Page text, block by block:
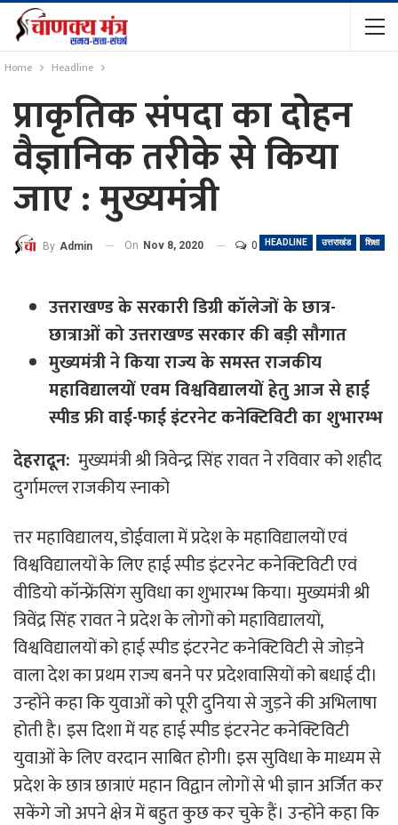
Home Headline
प्राकृतिक संपदा का दोहन
वैज्ञानिक तरीके से किया
जाए : मुख्यमंत्री
HEADLINE उत्तराखंड शिक्षा
By Admin On Nov 8, 2020 0
उत्तराखण्ड के सरकारी डिग्री कॉलेजों के छात्र-
छात्राओं को उत्तराखण्ड सरकार की बड़ी सौगात
मुख्यमंत्री ने किया राज्य के समस्त राजकीय
महाविद्यालयों एवम विश्वविद्यालयों हेतु आज से हाई
स्पीड फ्री वाई-फाई इंटरनेट कनेक्टिविटी का शुभारम्भ
देहरादून: मुख्यमंत्री श्री त्रिवेन्द्र सिंह रावत ने रविवार को शहीद
दुर्गामल्ल राजकीय स्नाको
त्तर महाविद्यालय, डोईवाला में प्रदेश के महाविद्यालयों एवं
विश्वविद्यालयों के लिए हाई स्पीड इंटरनेट कनेक्टिविटी एवं
वीडियो कॉन्फ्रेंसिंग सुविधा का शुभारम्भ किया। मुख्यमंत्री श्री
त्रिवेंद्र सिंह रावत ने प्रदेश के लोगों को महाविद्यालयों,
विश्वविद्यालयों को हाई स्पीड इंटरनेट कनेक्टिविटी से जोड़ने
वाला देश का प्रथम राज्य बनने पर प्रदेशवासियों को बधाई दी।
उन्होंने कहा कि युवाओं को पूरी दुनिया से जुड़ने की अभिलाषा
होती है। इस दिशा में यह हाई स्पीड इंटरनेट कनेक्टिविटी
युवाओं के लिए वरदान साबित होगी। इस सुविधा के माध्यम से
प्रदेश के छात्र छात्राएं महान विद्वान लोगों से भी ज्ञान अर्जित कर
सकेंगे जो अपने क्षेत्र में बहुत कुछ कर चुके हैं। उन्होंने कहा कि